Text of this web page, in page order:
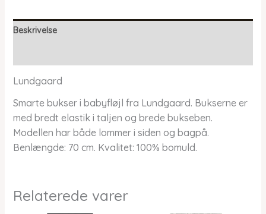
Beskrivelse
Lundgaard
Smarte bukser i babyfløjl fra Lundgaard. Bukserne er
med bredt elastik i taljen og brede bukseben.
Modellen har både lommer i siden og bagpå.
Benlængde: 70 cm. Kvalitet: 100% bomuld.
Relaterede varer